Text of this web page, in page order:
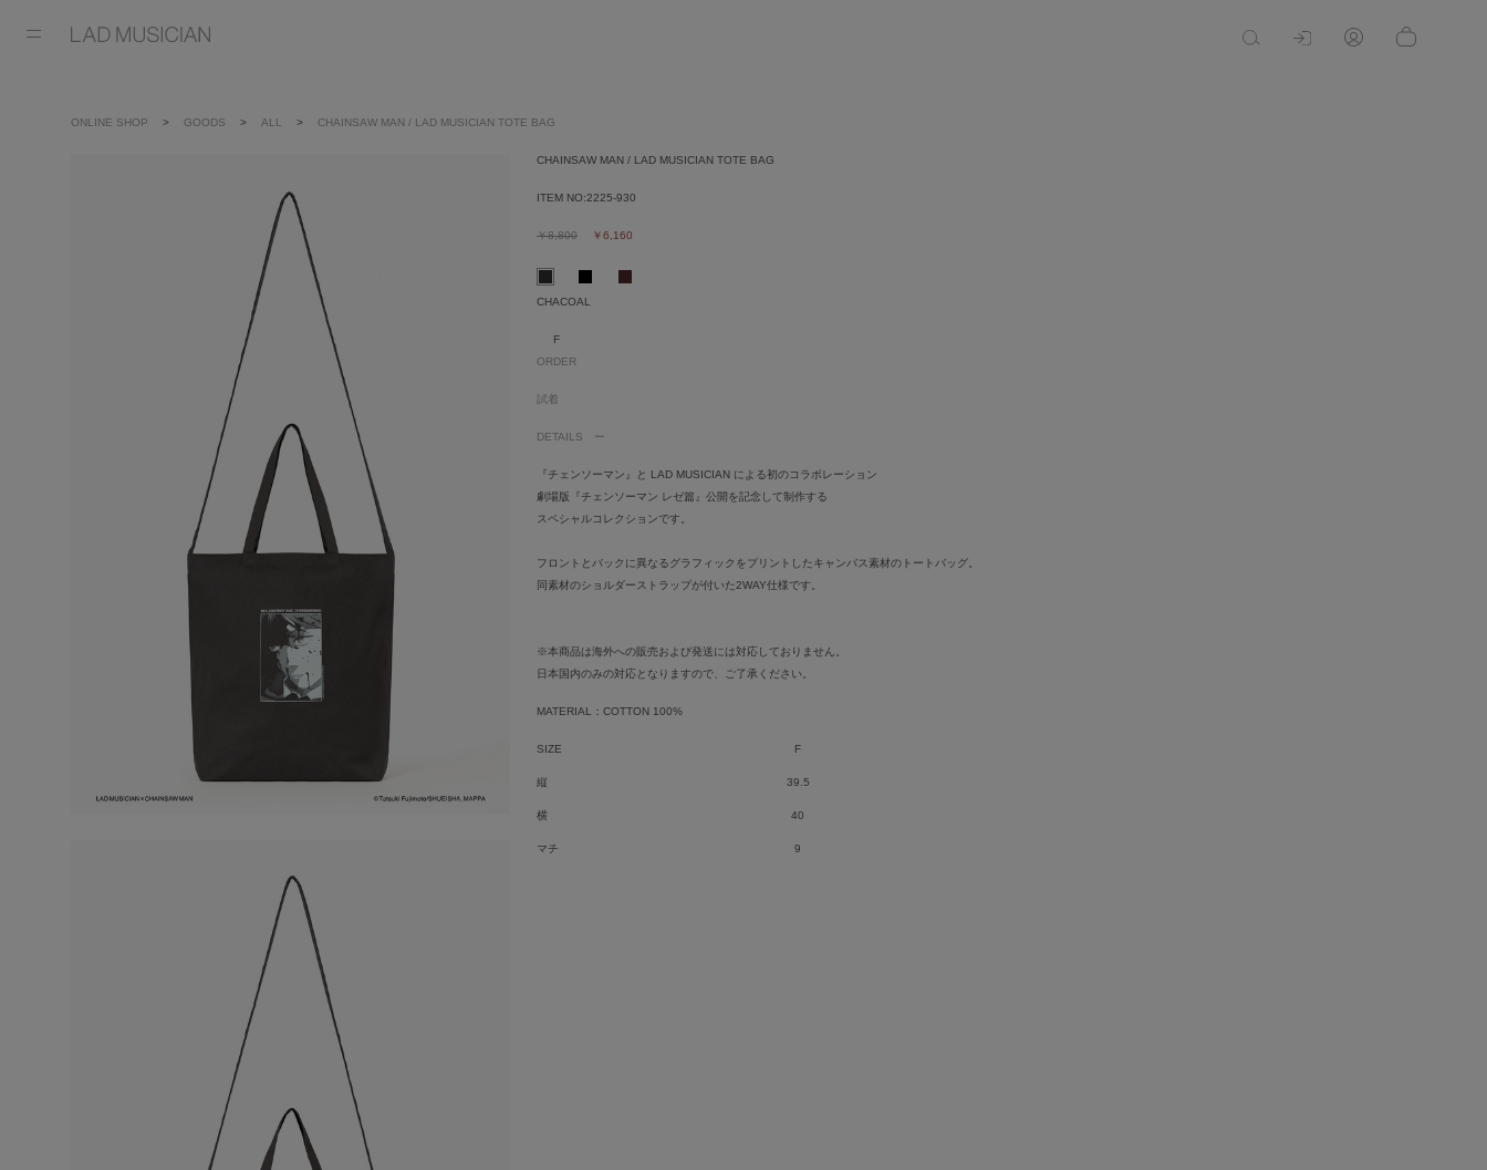
ONLINE SHOP GOODS ALL CHAINSAW MAN / LAD MUSICIAN TOTE BAG
CHAINSAW MAN / LAD MUSICIAN TOTE BAG
ITEM NO:2225-930
￥8,800 ￥6,160
CHACOAL
F
ORDER
試着
DETAILS
『チェンソーマン』と LAD MUSICIAN による初のコラボレーション
劇場版『チェンソーマン レゼ篇』公開を記念して制作する
スペシャルコレクションです。
フロントとバックに異なるグラフィックをプリントしたキャンバス素材のトートバッグ。
同素材のショルダーストラップが付いた2WAY仕様です。
※本商品は海外への販売および発送には対応しておりません。
日本国内のみの対応となりますので、ご了承ください。
MATERIAL：COTTON 100%
SIZE F
縦 39.5
横 40
マチ 9